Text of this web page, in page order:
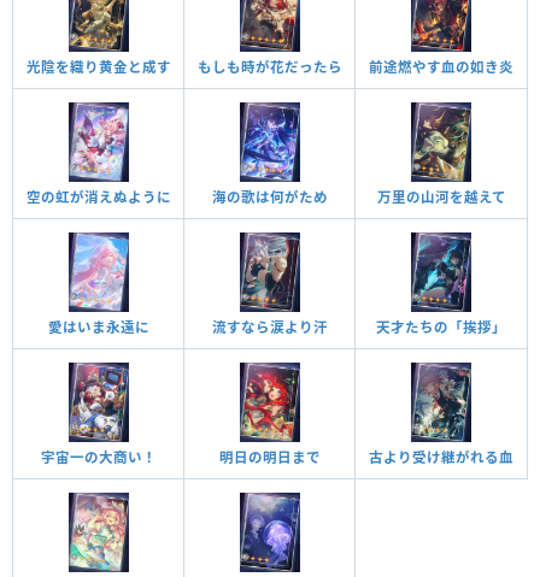
光陰を織り黄金と成す もしも時が花だったら 前途燃やす血の如き炎
空の虹が消えぬように 海の歌は何がため 万里の山河を越えて
愛はいま永遠に 流すなら涙より汗 天才たちの「挨拶」
宇宙一の大商い！ 明日の明日まで 古より受け継がれる血